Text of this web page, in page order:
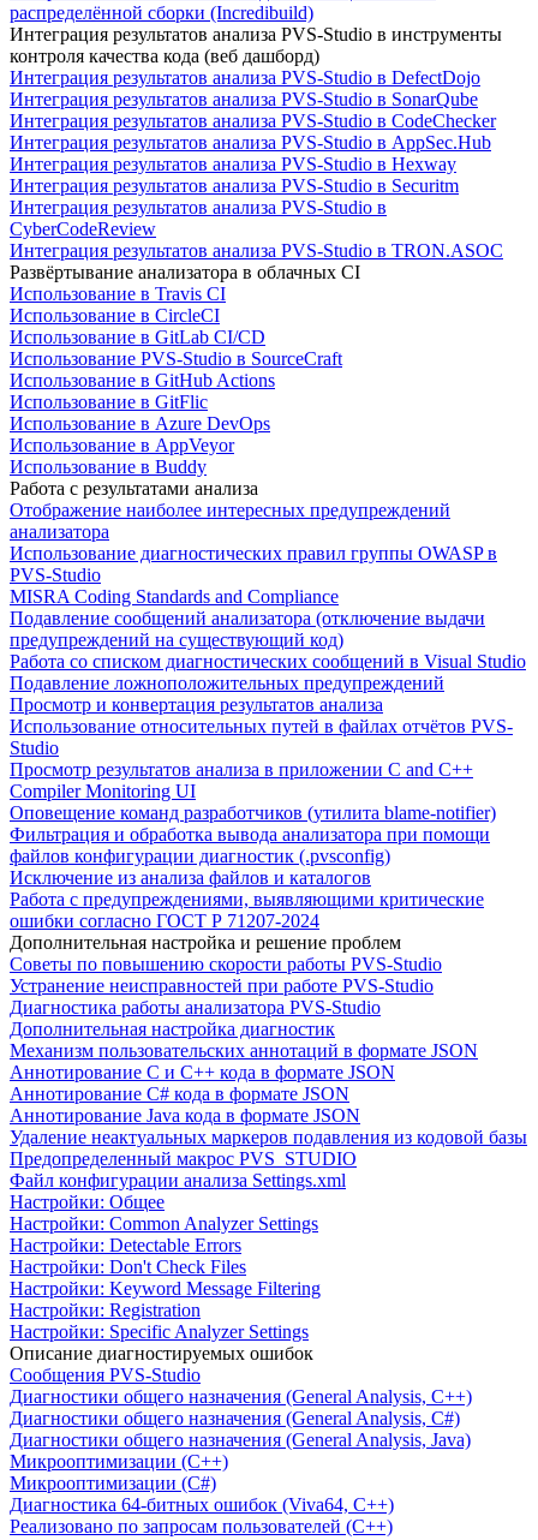
распределённой сборки (Incredibuild)
Интеграция результатов анализа PVS-Studio в инструменты
контроля качества кода (веб дашборд)
Интеграция результатов анализа PVS-Studio в DefectDojo
Интеграция результатов анализа PVS-Studio в SonarQube
Интеграция результатов анализа PVS-Studio в CodeChecker
Интеграция результатов анализа PVS-Studio в AppSec.Hub
Интеграция результатов анализа PVS-Studio в Hexway
Интеграция результатов анализа PVS-Studio в Securitm
Интеграция результатов анализа PVS-Studio в
CyberCodeReview
Интеграция результатов анализа PVS-Studio в TRON.ASOC
Развёртывание анализатора в облачных CI
Использование в Travis CI
Использование в CircleCI
Использование в GitLab CI/CD
Использование PVS-Studio в SourceCraft
Использование в GitHub Actions
Использование в GitFlic
Использование в Azure DevOps
Использование в AppVeyor
Использование в Buddy
Работа с результатами анализа
Отображение наиболее интересных предупреждений
анализатора
Использование диагностических правил группы OWASP в
PVS-Studio
MISRA Coding Standards and Compliance
Подавление сообщений анализатора (отключение выдачи
предупреждений на существующий код)
Работа со списком диагностических сообщений в Visual Studio
Подавление ложноположительных предупреждений
Просмотр и конвертация результатов анализа
Использование относительных путей в файлах отчётов PVS-
Studio
Просмотр результатов анализа в приложении C and C++
Compiler Monitoring UI
Оповещение команд разработчиков (утилита blame-notifier)
Фильтрация и обработка вывода анализатора при помощи
файлов конфигурации диагностик (.pvsconfig)
Исключение из анализа файлов и каталогов
Работа с предупреждениями, выявляющими критические
ошибки согласно ГОСТ Р 71207-2024
Дополнительная настройка и решение проблем
Советы по повышению скорости работы PVS-Studio
Устранение неисправностей при работе PVS-Studio
Диагностика работы анализатора PVS-Studio
Дополнительная настройка диагностик
Механизм пользовательских аннотаций в формате JSON
Аннотирование C и C++ кода в формате JSON
Аннотирование C# кода в формате JSON
Аннотирование Java кода в формате JSON
Удаление неактуальных маркеров подавления из кодовой базы
Предопределенный макрос PVS_STUDIO
Файл конфигурации анализа Settings.xml
Настройки: Общее
Настройки: Common Analyzer Settings
Настройки: Detectable Errors
Настройки: Don't Check Files
Настройки: Keyword Message Filtering
Настройки: Registration
Настройки: Specific Analyzer Settings
Описание диагностируемых ошибок
Сообщения PVS-Studio
Диагностики общего назначения (General Analysis, C++)
Диагностики общего назначения (General Analysis, C#)
Диагностики общего назначения (General Analysis, Java)
Микрооптимизации (C++)
Микрооптимизации (C#)
Диагностика 64-битных ошибок (Viva64, C++)
Реализовано по запросам пользователей (C++)